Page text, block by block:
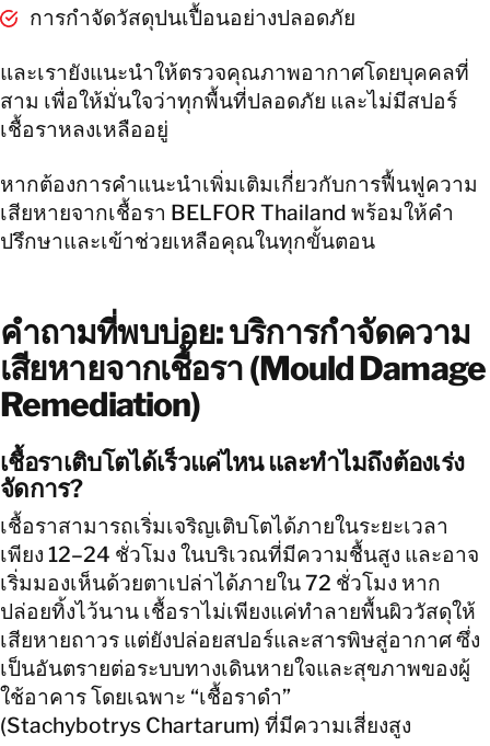
การกำจัดวัสดุปนเปื้อนอย่างปลอดภัย
และเรายังแนะนำให้ตรวจคุณภาพอากาศโดยบุคคลที่
สาม เพื่อให้มั่นใจว่าทุกพื้นที่ปลอดภัย และไม่มีสปอร์
เชื้อราหลงเหลืออยู่
หากต้องการคำแนะนำเพิ่มเติมเกี่ยวกับการฟื้นฟูความ
เสียหายจากเชื้อรา BELFOR Thailand พร้อมให้คำ
ปรึกษาและเข้าช่วยเหลือคุณในทุกขั้นตอน
คำถามที่พบบ่อย: บริการกำจัดความ
เสียหายจากเชื้อรา (Mould Damage
Remediation)
เชื้อราเติบโตได้เร็วแค่ไหน และทำไมถึงต้องเร่ง
จัดการ?
เชื้อราสามารถเริ่มเจริญเติบโตได้ภายในระยะเวลา
เพียง 12–24 ชั่วโมง ในบริเวณที่มีความชื้นสูง และอาจ
เริ่มมองเห็นด้วยตาเปล่าได้ภายใน 72 ชั่วโมง หาก
ปล่อยทิ้งไว้นาน เชื้อราไม่เพียงแค่ทำลายพื้นผิววัสดุให้
เสียหายถาวร แต่ยังปล่อยสปอร์และสารพิษสู่อากาศ ซึ่ง
เป็นอันตรายต่อระบบทางเดินหายใจและสุขภาพของผู้
ใช้อาคาร โดยเฉพาะ “เชื้อราดำ”
(Stachybotrys Chartarum) ที่มีความเสี่ยงสูง